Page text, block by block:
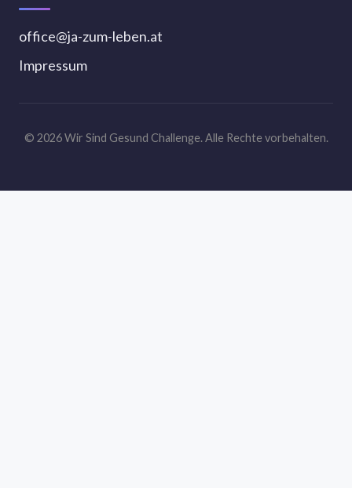
office@ja-zum-leben.at
Impressum
© 2026 Wir Sind Gesund Challenge. Alle Rechte vorbehalten.